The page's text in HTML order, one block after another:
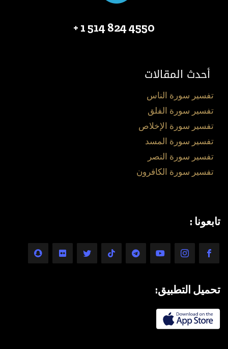
4550 824 514 1 +
أحدث المقالات
تفسير سورة الناس
تفسير سورة الفلق
تفسير سورة الإخلاص
تفسير سورة المسد
تفسير سورة النصر
تفسير سورة الكافرون
تابعونا :
تحميل التطبيق: